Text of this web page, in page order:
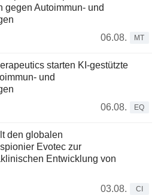
gegen Autoimmun- und
06.08.
MT
starten KI-gestützte
und
06.08.
EQ
den globalen
Evotec zur
Entwicklung von
03.08.
CI